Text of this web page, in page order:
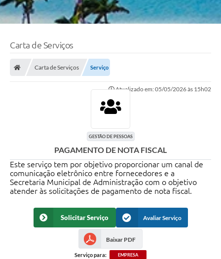
Carta de Serviços
Carta de Serviços Serviço
Atualizado em: 05/05/2026 às 15h02
GESTÃO DE PESSOAS
PAGAMENTO DE NOTA FISCAL
Este serviço tem por objetivo proporcionar um canal de
comunicação eletrônico entre fornecedores e a
Secretaria Municipal de Administração com o objetivo
atender às solicitações de pagamento de nota fiscal.
Solicitar Serviço Avaliar Serviço
Baixar PDF
Serviço para: EMPRESA